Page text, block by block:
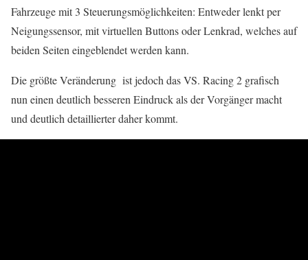
Fahrzeuge mit 3 Steuerungsmöglichkeiten: Entweder lenkt per
Neigungssensor, mit virtuellen Buttons oder Lenkrad, welches auf
beiden Seiten eingeblendet werden kann.
Die größte Veränderung ist jedoch das VS. Racing 2 grafisch
nun einen deutlich besseren Eindruck als der Vorgänger macht
und deutlich detaillierter daher kommt.